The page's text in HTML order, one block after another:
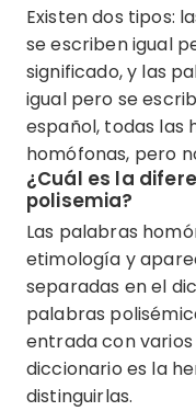
Existen dos tipos:
se escriben igual
significado, y las
igual pero se
español, todas las
homófonas, pero
¿Cuál es la
polisemia?
Las palabras
etimología y
separadas en el
palabras
entrada con varios
diccionario es la
distinguirlas.